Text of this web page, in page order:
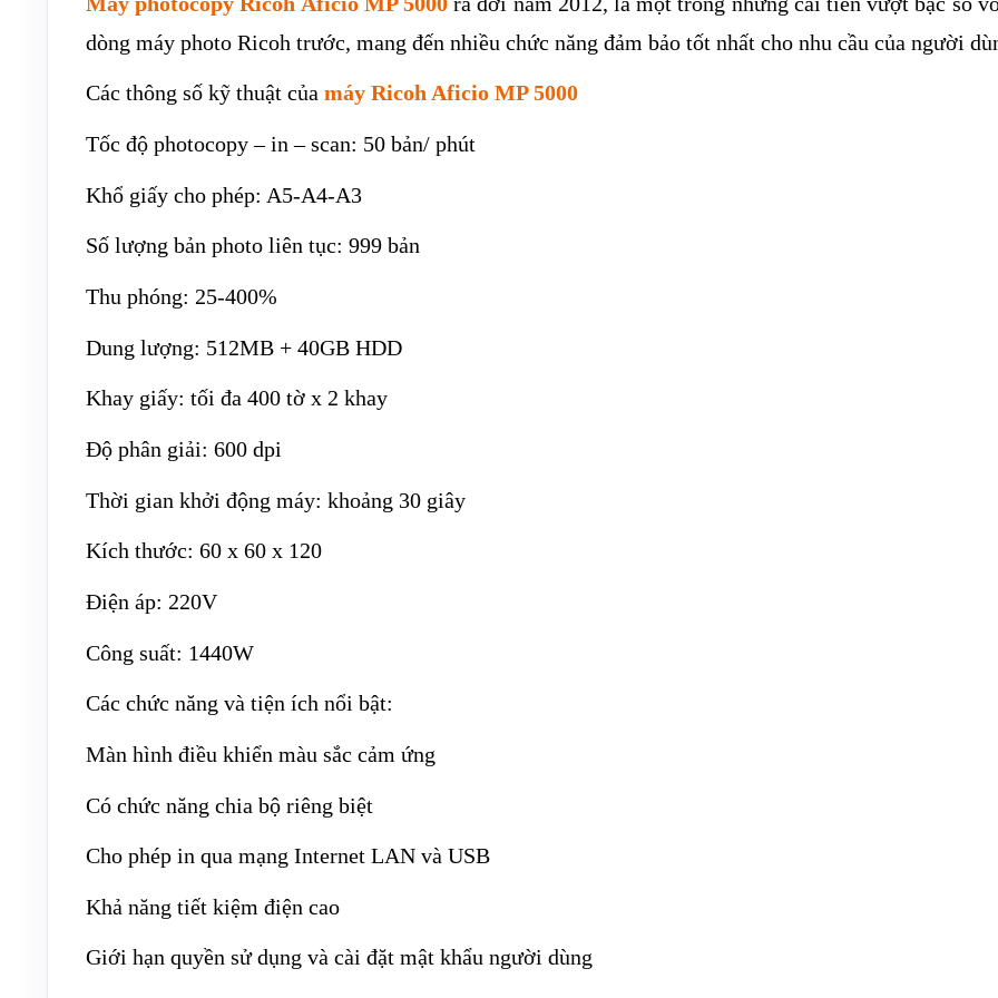
dòng máy photo Ricoh trước, mang đến nhiều chức năng đảm bảo tốt nhất cho nhu cầu của người
Các thông số kỹ thuật của máy Ricoh Aficio MP 5000
Tốc độ photocopy – in – scan: 50 bản/ phút
Khổ giấy cho phép: A5-A4-A3
Số lượng bản photo liên tục: 999 bản
Thu phóng: 25-400%
Dung lượng: 512MB + 40GB HDD
Khay giấy: tối đa 400 tờ x 2 khay
Độ phân giải: 600 dpi
Thời gian khởi động máy: khoảng 30 giây
Kích thước: 60 x 60 x 120
Điện áp: 220V
Công suất: 1440W
Các chức năng và tiện ích nổi bật:
Màn hình điều khiển màu sắc cảm ứng
Có chức năng chia bộ riêng biệt
Cho phép in qua mạng Internet LAN và USB
Khả năng tiết kiệm điện cao
Giới hạn quyền sử dụng và cài đặt mật khẩu người dùng